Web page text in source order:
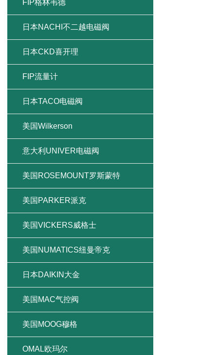
FIP格林韦德
日本NACHI不二越电磁阀
日本CKD喜开理
FIP流量计
日本TACO电磁阀
美国Wilkerson
意大利UNIVER电磁阀
美国ROSEMOUNT罗斯蒙特
美国PARKER派克
美国VICKERS威格士
美国NUMATICS纽曼帝克
日本DAIKIN大金
美国MAC气控阀
美国MOOG穆格
OMAL欧玛尔